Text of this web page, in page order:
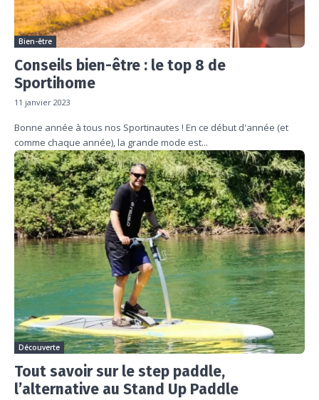
Bien-être
Conseils bien-être : le top 8 de
Sportihome
11 janvier 2023
Bonne année à tous nos Sportinautes ! En ce début d'année (et
comme chaque année), la grande mode est...
Découverte
Tout savoir sur le step paddle,
l’alternative au Stand Up Paddle